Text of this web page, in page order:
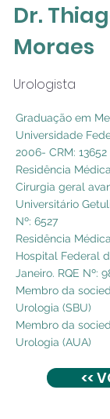
Dr.
Moraes
Urologista
Graduação em
Universidade
2006- CRM: 13652
Residência
Cirurgia geral
Universitário
Nº: 6527
Residência
Hospital Federal
Janeiro. RQE Nº:
Membro da
Urologia (SBU)
Membro da
Urologia (AUA)
<<